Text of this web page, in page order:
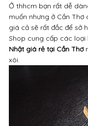
Ở thhcm bạn rất dễ
muốn nhưng ở Cần
giá cả sẽ rất đắc để sở
Shop cung cấp các loại
Nhật giá rẻ tại Cần Thơ
xôi.